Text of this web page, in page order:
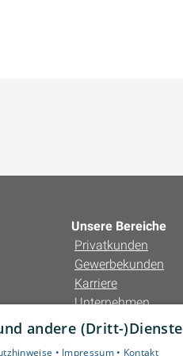
Unsere Bereiche
Privatkunden
Gewerbekunden
Karriere
Unternehmen
Kontakt
andere (Dritt-)Dienste
• Impressum • Kontakt